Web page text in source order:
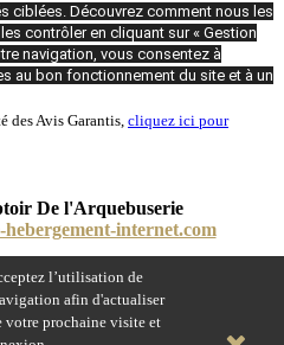
l’utilisation de
afin d'actualiser
votre prochaine visite et
ciblées. Découvrez comment nous les
contrôler en cliquant sur « Gestion
navigation, vous consentez à
au bon fonctionnement du site et à un
des Avis Garantis, cliquez ici pour
De l'Arquebuserie
hebergement-internet.com